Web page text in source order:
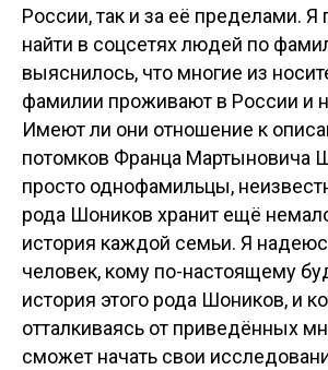
России, так и за её пределами. Я
найти в соцсетях людей по
выяснилось, что многие из
фамилии проживают в России и
Имеют ли они отношение к
потомков Франца Мартыновича
просто однофамильцы,
рода Шоников хранит ещё
история каждой семьи. Я
человек, кому по-настоящему
история этого рода Шоников, и
отталкиваясь от приведённых
сможет начать свои